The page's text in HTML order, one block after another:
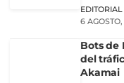
6
Bots de
del
Akamai